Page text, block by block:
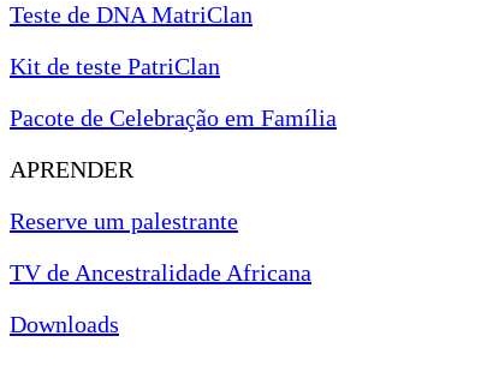
Teste de DNA MatriClan
Kit de teste PatriClan
Pacote de Celebração em Família
APRENDER
Reserve um palestrante
TV de Ancestralidade Africana
Downloads